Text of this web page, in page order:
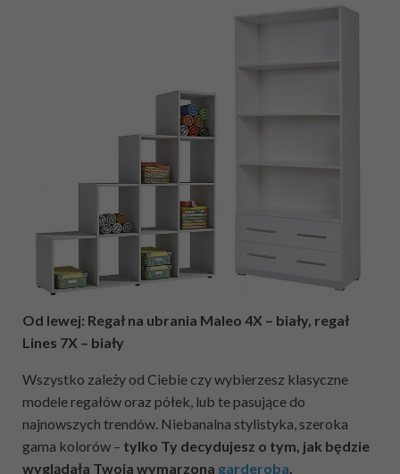
Od lewej: Regał na ubrania Maleo 4X – biały, regał
Lines 7X – biały
Wszystko zależy od Ciebie czy wybierzesz klasyczne
modele regałów oraz półek, lub te pasujące do
najnowszych trendów. Niebanalna stylistyka, szeroka
gama kolorów – tylko Ty decydujesz o tym, jak będzie
wyglądała Twoja wymarzona garderoba.